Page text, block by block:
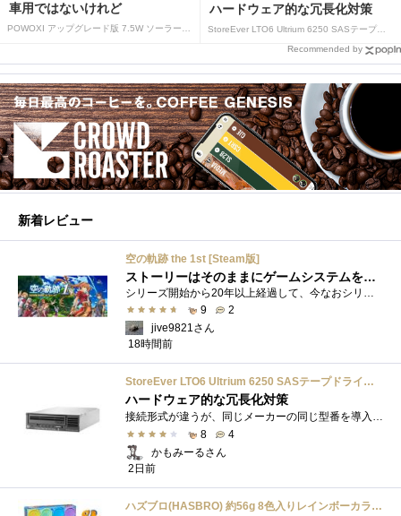
車用ではないけれど
POWOXI アップグレード版 7.5W ソーラーバッテリートリクルチャージャーメンテナー 12V ポータブル防水ソーラーパネル トリクル充電キット 車、自動車、オートバイ、ボート、マリン、RV、トレーラー、スノーモービルなど用
ハードウェア的な冗長化対策
Recommended by
新着レビュー
空の軌跡 the 1st [Steam版]
ストーリーはそのままにゲームシステムを現代化
9
2
jive9821さん
18時間前
StoreEver LTO6 Ultrium 6250 SASテープドライブ(内蔵型)
ハードウェア的な冗長化対策
接続形式が違うが、同じメーカーの同じ型番を導入しています。製品としてのレビューは下記の方で行っています。いざ使おうとしたときに故障�...
8
4
かもみーるさん
2日前
ハズブロ(HASBRO) 約56g 8色入りレインボーカラーのプレイ・ドー、新学期用品、2才以上のプリスクールの子供向け、子供向けのアート&クラフト 粘土 ねんど、こどもの日、子供の日プレゼント